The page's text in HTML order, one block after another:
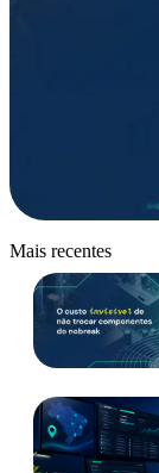
Mais recentes